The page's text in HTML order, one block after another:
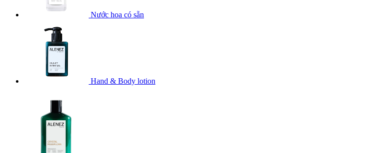
Nước hoa có sẵn
Hand & Body lotion